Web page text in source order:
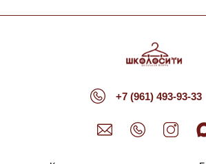
+7 (961) 493-93-33